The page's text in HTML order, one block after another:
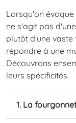
Lorsqu'on évoque
ne s'agit pas
plutôt d'une vaste
répondre à une
Découvrons
leurs spécificités.
1. La